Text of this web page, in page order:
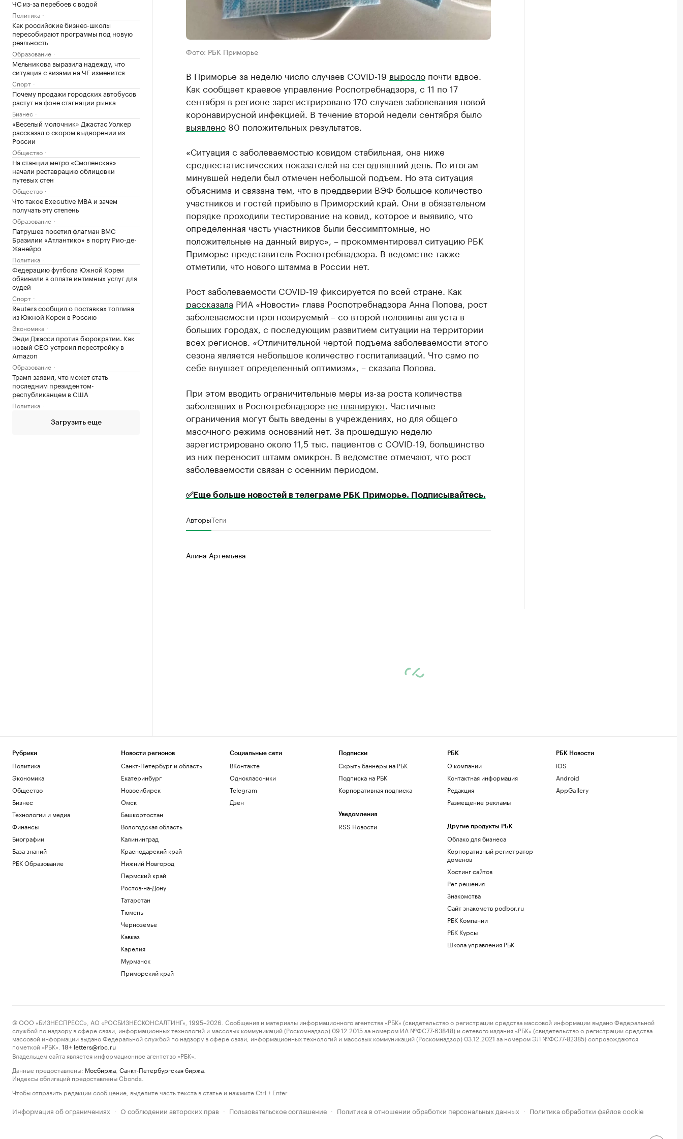
ЧС из-за перебоев с водой
Политика
Как российские бизнес-школы
пересобирают программы под новую
реальность
Образование
Мельникова выразила надежду, что
ситуация с визами на ЧЕ изменится
Спорт
Почему продажи городских автобусов
растут на фоне стагнации рынка
Бизнес
«Веселый молочник» Джастас Уолкер
рассказал о скором выдворении из
России
Общество
На станции метро «Смоленская»
начали реставрацию облицовки
путевых стен
Общество
Что такое Executive MBA и зачем
получать эту степень
Образование
Патрушев посетил флагман ВМС
Бразилии «Атлантико» в порту Рио-де-
Жанейро
Политика
Федерацию футбола Южной Кореи
обвинили в оплате интимных услуг для
судей
Спорт
Reuters сообщил о поставках топлива
из Южной Кореи в Россию
Экономика
Энди Джасси против бюрократии. Как
новый CEO устроил перестройку в
Amazon
Образование
Трамп заявил, что может стать
последним президентом-
республиканцем в США
Политика
Загрузить еще
Фото: РБК Приморье
В Приморье за неделю число случаев COVID-19 вырослопочти вдвое.
Как сообщает краевое управление Роспотребнадзора, с 11 по 17
сентября в регионе зарегистрировано 170 случаев заболевания новой
коронавирусной инфекцией. В течение второй недели сентября было
выявлено80 положительных результатов.
«Ситуация с заболеваемостью ковидом стабильная, она ниже
среднестатистических показателей на сегодняшний день. По итогам
минувшей недели был отмечен небольшой подъем. Но эта ситуация
объяснима и связана тем, что в преддверии ВЭФ большое количество
участников и гостей прибыло в Приморский край. Они в обязательном
порядке проходили тестирование на ковид, которое и выявило, что
определенная часть участников были бессимптомные, но
положительные на данный вирус», – прокомментировал ситуацию РБК
Приморье представитель Роспотребнадзора. В ведомстве также
отметили, что нового штамма в России нет.
Рост заболеваемости COVID-19 фиксируется по всей стране. Как
рассказала РИА «Новости» глава Роспотребнадзора Анна Попова, рост
заболеваемости прогнозируемый – со второй половины августа в
больших городах, с последующим развитием ситуации на территории
всех регионов. «Отличительной чертой подъема заболеваемости этого
сезона является небольшое количество госпитализаций. Что само по
себе внушает определенный оптимизм», – сказала Попова.
При этом вводить ограничительные меры из-за роста количества
заболевших в Роспотребнадзоре не планируют. Частичные
ограничения могут быть введены в учреждениях, но для общего
масочного режима оснований нет. За прошедшую неделю
зарегистрировано около 11,5 тыс. пациентов с COVID-19, большинство
из них переносит штамм омикрон. В ведомстве отмечают, что рост
заболеваемости связан с осенним периодом.
✅Еще больше новостей в телеграме РБК Приморье. Подписывайтесь.
АвторыТеги
Алина Артемьева
Рубрики
Политика
Экономика
Общество
Бизнес
Технологии и медиа
Финансы
Биографии
База знаний
РБК Образование
Новости регионов
Санкт-Петербург и область
Екатеринбург
Новосибирск
Омск
Башкортостан
Вологодская область
Калининград
Краснодарский край
Нижний Новгород
Пермский край
Ростов-на-Дону
Татарстан
Тюмень
Черноземье
Кавказ
Карелия
Мурманск
Приморский край
Социальные сети
ВКонтакте
Одноклассники
Telegram
Дзен
Подписки
Скрыть баннеры на РБК
Подписка на РБК
Корпоративная подписка
Уведомления
RSS Новости
РБК
О компании
Контактная информация
Редакция
Размещение рекламы
Другие продукты РБК
Облако для бизнеса
Корпоративный регистратор
доменов
Хостинг сайтов
Рег.решения
Знакомства
Сайт знакомств podbor.ru
РБК Компании
РБК Курсы
Школа управления РБК
РБК Новости
iOS
Android
AppGallery
© ООО «БИЗНЕСПРЕСС», АО «РОСБИЗНЕСКОНСАЛТИНГ», 1995–2026. Сообщения и материалы информационного агентства «РБК» (свидетельство о регистрации средства массовой информации выдано Федеральной
службой по надзору в сфере связи, информационных технологий и массовых коммуникаций (Роскомнадзор) 09.12.2015 за номером ИА №ФС77-63848) и сетевого издания «РБК» (свидетельство о регистрации средства
массовой информации выдано Федеральной службой по надзору в сфере связи, информационных технологий и массовых коммуникаций (Роскомнадзор) 03.12.2021 за номером ЭЛ №ФС77-82385) сопровождаются
пометкой «РБК».
18+ letters@rbc.ru
Владельцем сайта является информационное агентство «РБК».
Данные предоставлены: Мосбиржа Санкт-Петербургская биржа
Индексы облигаций предоставлены Cbonds.
Чтобы отправить редакции сообщение, выделите часть текста в статье и нажмите Ctrl + Enter
Информация об ограничениях · О соблюдении авторских прав · Пользовательское соглашение · Политика в отношении обработки персональных данных · Политика обработки файлов cookie